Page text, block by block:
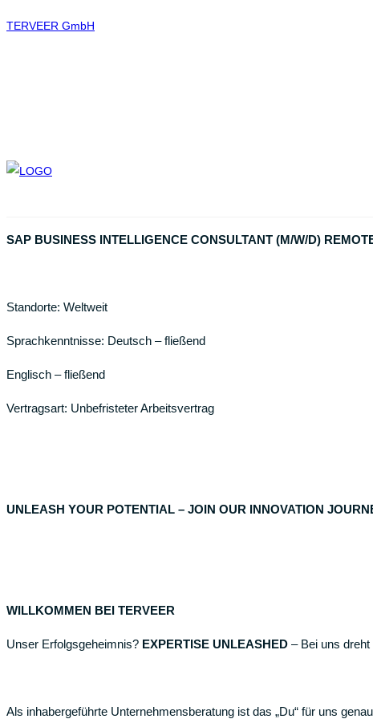
TERVEER GmbH
SAP BUSINESS INTELLIGENCE CONSULTANT (M/W/D)
Standorte: Weltweit
Sprachkenntnisse: Deutsch – fließend
Englisch – fließend
Vertragsart: Unbefristeter Arbeitsvertrag
UNLEASH YOUR POTENTIAL – JOIN OUR INNOVATION
WILLKOMMEN BEI TERVEER
Unser Erfolgsgeheimnis? EXPERTISE UNLEASHED – Bei uns
Als inhabergeführte Unternehmensberatung ist das „Du“ für uns